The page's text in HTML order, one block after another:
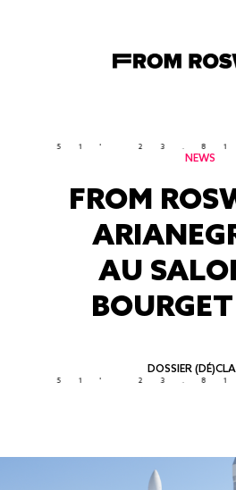
23.81"
NEWS
FROM
AU
DOSSIER
23.81"